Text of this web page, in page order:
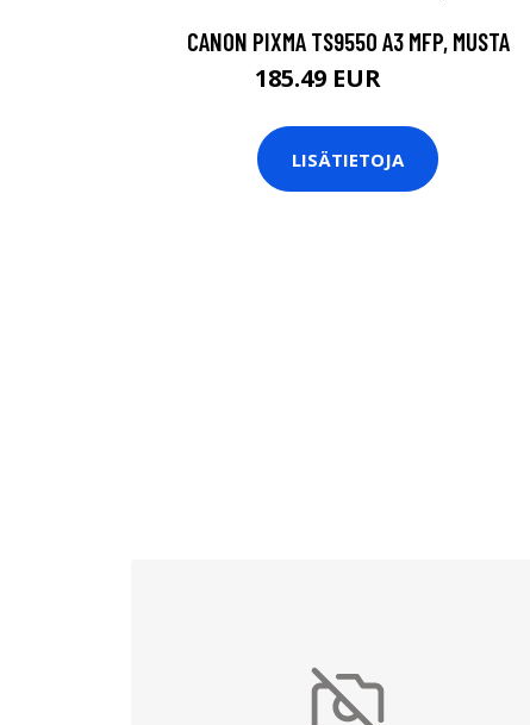
CANON PIXMA TS9550 A3 MFP, MUSTA
185.49 EUR
LISÄTIETOJA